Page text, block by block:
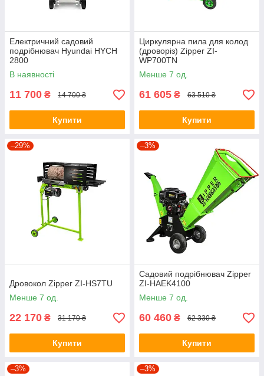
Електричний садовий
подрібнювач Hyundai HYCH
2800
В наявності
11 700 ₴ 14 700 ₴
Купити
Циркулярна пила для колод
(дроворіз) Zipper ZI-
WP700TN
Менше 7 од.
61 605 ₴ 63 510 ₴
Купити
–29%
Дровокол Zipper ZI-HS7TU
Менше 7 од.
22 170 ₴ 31 170 ₴
Купити
–3%
Садовий подрібнювач Zipper
ZI-HAEK4100
Менше 7 од.
60 460 ₴ 62 330 ₴
Купити
–3% –3%